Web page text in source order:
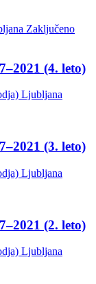
Zaključeno
(4. leto)
Ljubljana
(3. leto)
Ljubljana
(2. leto)
Ljubljana